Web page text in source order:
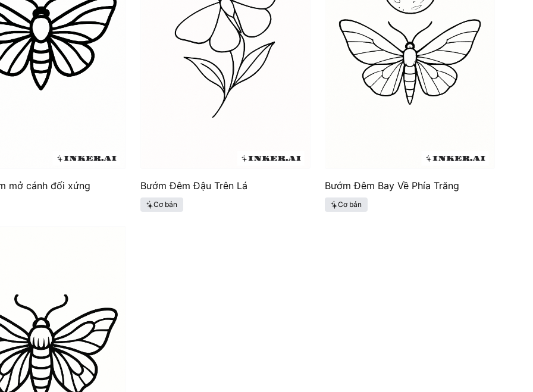
mở cánh đối xứng Bướm Đêm Đậu Trên Lá
Cơ bản
Bướm Đêm Bay Về Phía Trăng
Cơ bản